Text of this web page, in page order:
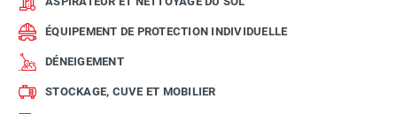
ÉQUIPEMENT DE PROTECTION INDIVIDUELLE
DÉNEIGEMENT
STOCKAGE, CUVE ET MOBILIER